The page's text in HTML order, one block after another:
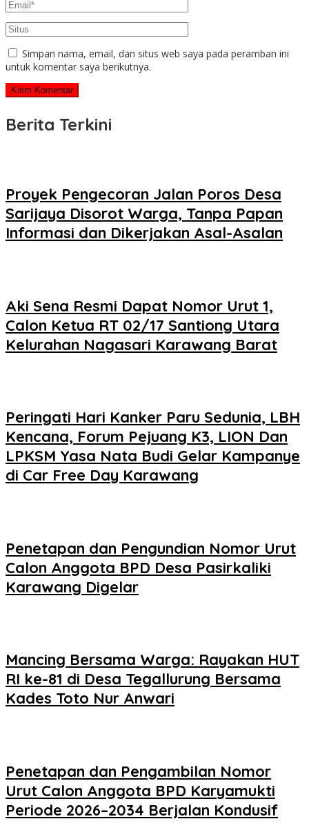
Simpan nama, email, dan situs web saya pada peramban ini
untuk komentar saya berikutnya.
Berita Terkini
Proyek Pengecoran Jalan Poros Desa
Sarijaya Disorot Warga, Tanpa Papan
Informasi dan Dikerjakan Asal-Asalan
Aki Sena Resmi Dapat Nomor Urut 1,
Calon Ketua RT 02/17 Santiong Utara
Kelurahan Nagasari Karawang Barat
Peringati Hari Kanker Paru Sedunia, LBH
Kencana, Forum Pejuang K3, LION Dan
LPKSM Yasa Nata Budi Gelar Kampanye
di Car Free Day Karawang
Penetapan dan Pengundian Nomor Urut
Calon Anggota BPD Desa Pasirkaliki
Karawang Digelar
Mancing Bersama Warga: Rayakan HUT
RI ke-81 di Desa Tegallurung Bersama
Kades Toto Nur Anwari
Penetapan dan Pengambilan Nomor
Urut Calon Anggota BPD Karyamukti
Periode 2026–2034 Berjalan Kondusif